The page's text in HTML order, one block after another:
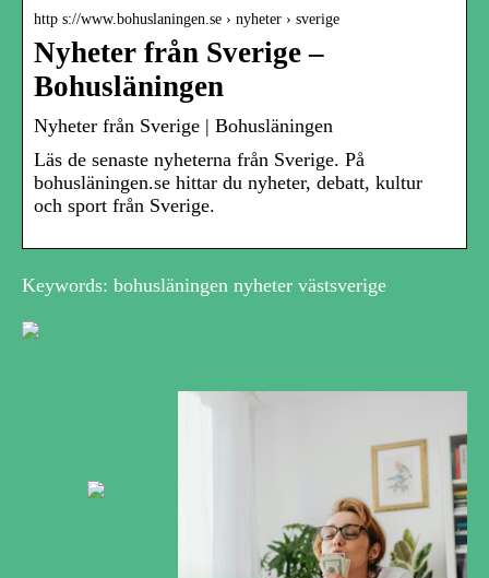
http s://www.bohuslaningen.se › nyheter › sverige
Nyheter från Sverige –
Bohusläningen
Nyheter från Sverige | Bohusläningen
Läs de senaste nyheterna från Sverige. På
bohusläningen.se hittar du nyheter, debatt, kultur
och sport från Sverige.
Keywords: bohusläningen nyheter västsverige